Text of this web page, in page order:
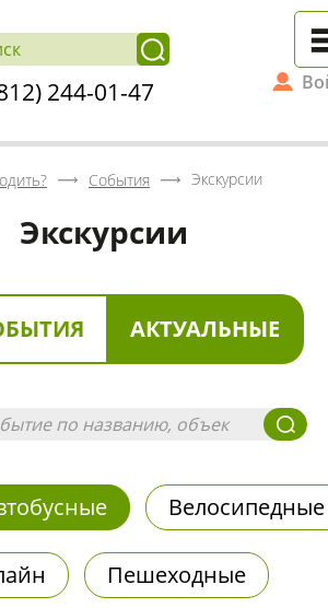
244-01-47
События Экскурсии
Экскурсии
АКТУАЛЬНЫЕ
Велосипедные
Пешеходные